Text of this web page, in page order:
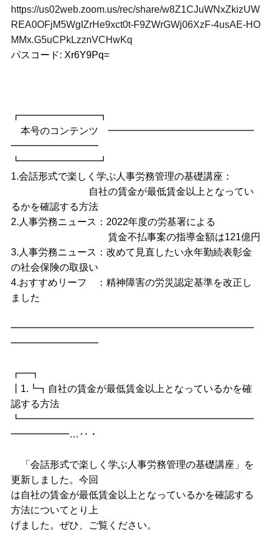
https://us02web.zoom.us/rec/share/w8Z1CJuWNxZkizUW
REA0OFjM5WgIZrHe9xct0t-F9ZWrGWj06XzF-4usAE-HO
MMx.G5uCPkLzznVCHwKq
パスコード: Xr6Y9Pq=
┏━━━━━━━━┓
本号のコンテンツ ━━━━━━━━━━━━━━━
━━━━━━━━━
┗━━━━━━━━┛
1.会話形式で楽しく学ぶ人事労務管理の基礎講座：
自社の賃金が最低賃金以上となってい
るかを確認する方法
2.人事労務ニュース：2022年度の労基署による
賃金不払事案の指導金額は121億円
3.人事労務ニュース：改めて見直したい永年勤続表彰金
の社会保険の取扱い
4.おすすめリーフ ：精神障害の労災認定基準を改正し
ました
━━━━━━━━━━━━━━━━━━━━━━━━━
━━━━━━━━━
┏━┓
┃1.┗┓自社の賃金が最低賃金以上となっているかを確
認する方法
┗━━━━━━━━━━━━━━━━━━━━━━━━
━━━━━━…‥・
「会話形式で楽しく学ぶ人事労務管理の基礎講座」を
更新しました。今回
は自社の賃金が最低賃金以上となっているかを確認する
方法についてとり上
げました。ぜひ、ご覧ください。